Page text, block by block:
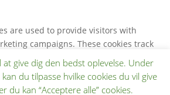
give dig den bedst oplevelse. Under
kan du tilpasse hvilke cookies du vil give
du kan “Acceptere alle” cookies.
are used to provide visitors with
campaigns. These cookies track
and collect information to provide